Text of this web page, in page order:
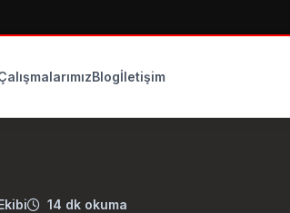
Blogİletişim
14 dk okuma